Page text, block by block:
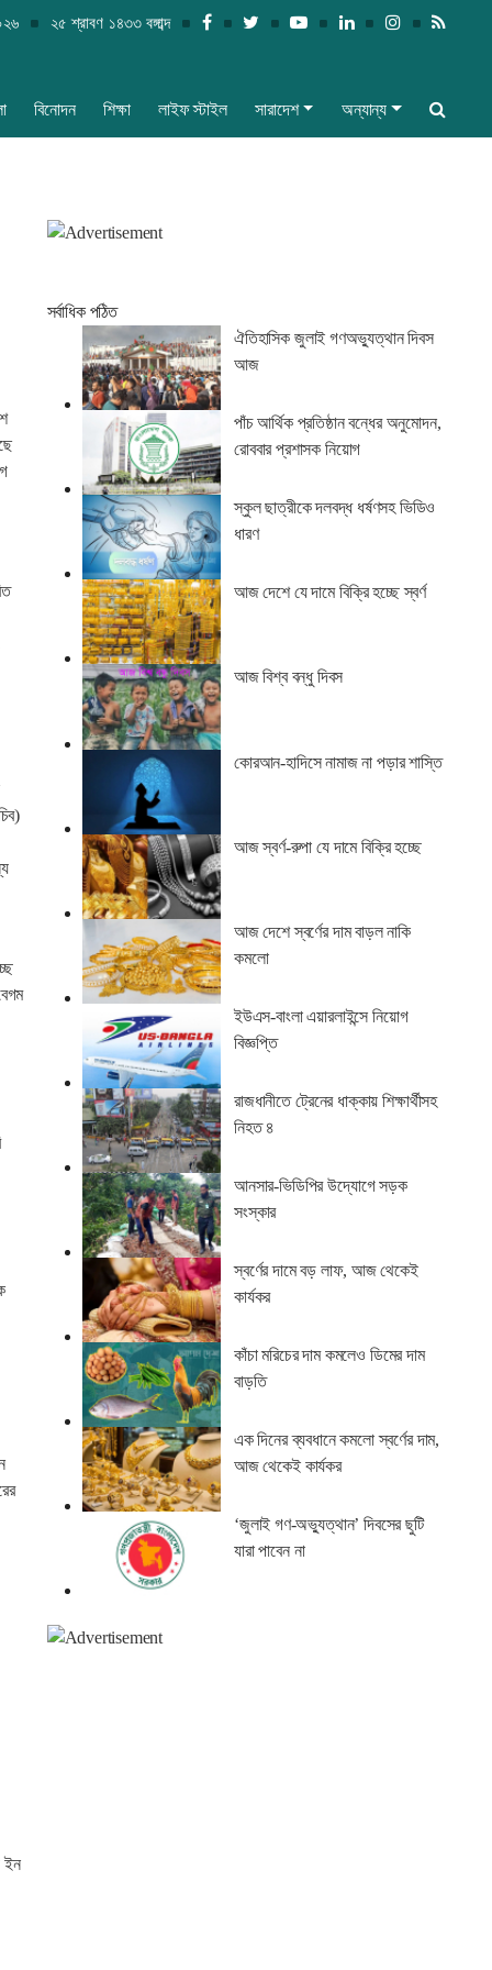
২৫ শ্রাবণ ১৪৩৩ বঙ্গাব্দ
বিনোদন শিক্ষা লাইফ স্টাইল সারাদেশ অন্যান্য
ইন
সর্বাধিক পঠিত
ঐতিহাসিক জুলাই গণঅভ্যুত্থান দিবস
আজ
পাঁচ আর্থিক প্রতিষ্ঠান বন্ধের অনুমোদন,
রোববার প্রশাসক নিয়োগ
স্কুল ছাত্রীকে দলবদ্ধ ধর্ষণসহ ভিডিও
ধারণ
আজ দেশে যে দামে বিক্রি হচ্ছে স্বর্ণ
আজ বিশ্ব বন্ধু দিবস
কোরআন-হাদিসে নামাজ না পড়ার শাস্তি
আজ স্বর্ণ-রুপা যে দামে বিক্রি হচ্ছে
আজ দেশে স্বর্ণের দাম বাড়ল নাকি
কমলো
ইউএস-বাংলা এয়ারলাইন্সে নিয়োগ
বিজ্ঞপ্তি
রাজধানীতে ট্রেনের ধাক্কায় শিক্ষার্থীসহ
নিহত ৪
আনসার-ভিডিপির উদ্যোগে সড়ক
সংস্কার
স্বর্ণের দামে বড় লাফ, আজ থেকেই
কার্যকর
কাঁচা মরিচের দাম কমলেও ডিমের দাম
বাড়তি
এক দিনের ব্যবধানে কমলো স্বর্ণের দাম,
আজ থেকেই কার্যকর
‘জুলাই গণ-অভ্যুত্থান’ দিবসের ছুটি
যারা পাবেন না